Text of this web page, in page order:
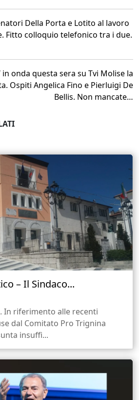
Della Porta e Lotito al lavoro
Fitto colloquio telefonico tra i due.
in onda questa sera su Tvi Molise la
Ospiti Angelica Fino e Pierluigi De
Bellis. Non mancate…
– Il Sindaco...
In riferimento alle recenti
dal Comitato Pro Trignina
insuffi...